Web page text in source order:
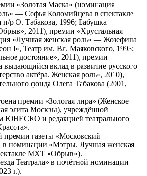
«Золотая Маска» (номинация
— Софья Коломийцева в спектакле
п/р О. Табакова, 1996; Бабушка
2011), премии «Хрустальная
«Лучшая женская роль» — Жозефина
I», Театр им. Вл. Маяковского, 1993;
достояние», 2011), премии
выдающийся вклад в развитие русского
актёра. Женская роль», 2010),
фонда Олега Табакова (2001,
премии «Золотая лира» (Женское
элита Москвы), учреждённой
ЮНЕСКО и редакцией театрального
премии газеты «Московский
в номинации «Мэтры. Лучшая женская
МХТ «Обрыв»).
Театрала» в почётной номинации
г.).